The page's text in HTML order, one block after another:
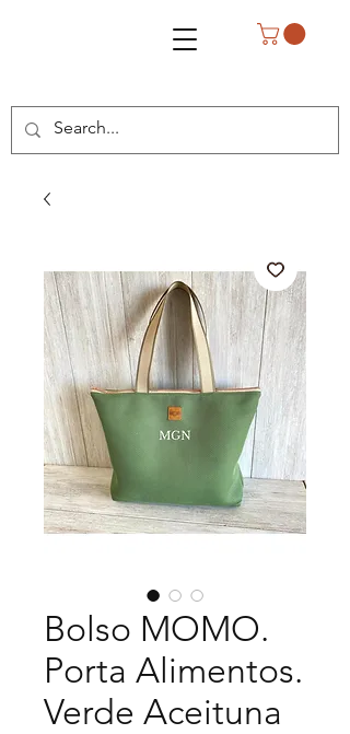
Bolso MOMO.
Porta Alimentos.
Verde Aceituna